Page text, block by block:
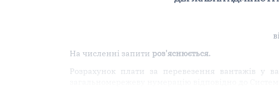
На численні запити роз'яснюється.
Розрахунок плати за перевезення вантажів у